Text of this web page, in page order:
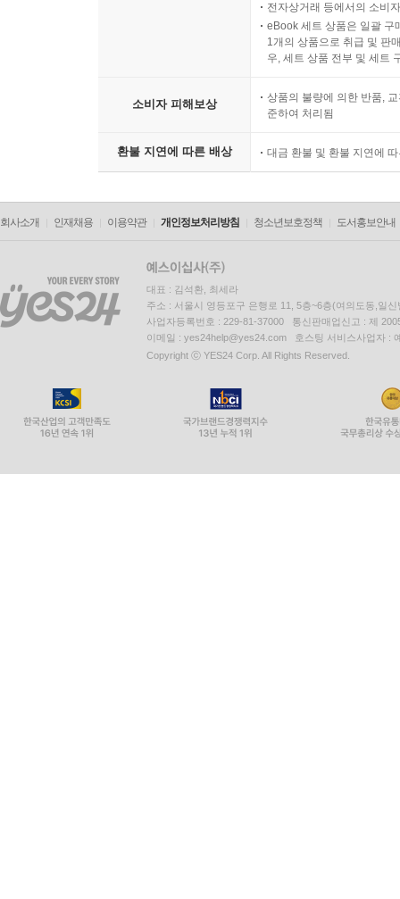
전자상거래 등에서의 소비
eBook 세트 상품은 일괄 구
1개의 상품으로 취급 및 판
우, 세트 상품 전부 및 세트
소비자 피해보상
상품의 불량에 의한 반품,
준하여 처리됨
환불 지연에 따른 배상 대금 환불 및 환불 지연에
회사소개 인재채용 이용약관 개인정보처리방침 청소년보호정책 도서홍보안내
대표 : 김석환, 최세라
주소 : 서울시 영등포구 은행로 11, 5층~6층(여의도동,일신
사업자등록번호 : 229-81-37000 통신판매업신고 : 제
이메일 : yes24help@yes24.com 호스팅 서비스사업자 :
Copyright ⓒ YES24 Corp. All Rights Reserved.